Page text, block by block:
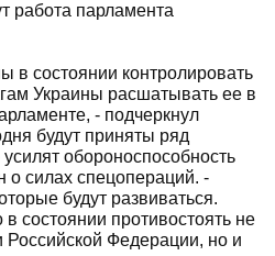
работа парламента
в состоянии контролировать
Украины расшатывать ее в
- подчеркнул
будут приняты ряд
обороноспособность
о силах спецопераций. -
будут развиваться.
состоянии противостоять не
Российской Федерации, но и